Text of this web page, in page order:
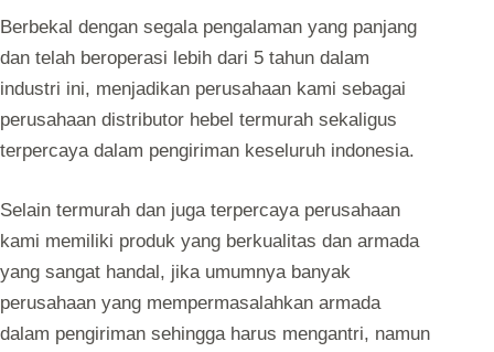
Berbekal dengan segala pengalaman yang panjang
dan telah beroperasi lebih dari 5 tahun dalam
industri ini, menjadikan perusahaan kami sebagai
perusahaan distributor hebel termurah sekaligus
terpercaya dalam pengiriman keseluruh indonesia.
Selain termurah dan juga terpercaya perusahaan
kami memiliki produk yang berkualitas dan armada
yang sangat handal, jika umumnya banyak
perusahaan yang mempermasalahkan armada
dalam pengiriman sehingga harus mengantri, namun